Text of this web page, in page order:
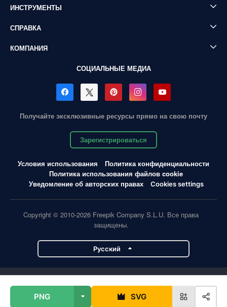
PNG SVG
ИНСТРУМЕНТЫ
СПРАВКА
КОМПАНИЯ
СОЦИАЛЬНЫЕ МЕДИА
Получайте эксклюзивные ресурсы прямо на свою почту
Зарегистрироваться
Условия использования
Политика конфиденциальности
Политика использования файлов cookie
Уведомление об авторских правах
Cookies settings
Copyright © 2010-2026 Freepik Company S.L.U. Все права
защищены.
Pусский
Flaticon Slidesgo